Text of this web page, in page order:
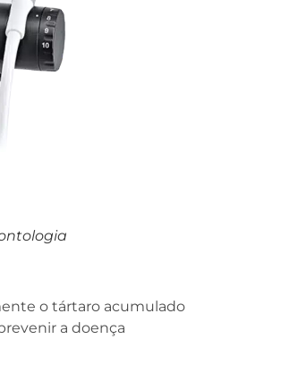
o tártaro acumulado
a doença